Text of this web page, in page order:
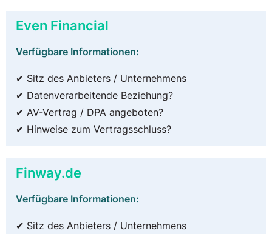
Even Financial
Verfügbare Informationen:
✔ Sitz des Anbieters / Unternehmens
✔ Datenverarbeitende Beziehung?
✔ AV-Vertrag / DPA angeboten?
✔ Hinweise zum Vertragsschluss?
Finway.de
Verfügbare Informationen:
✔ Sitz des Anbieters / Unternehmens